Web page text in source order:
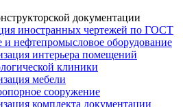
документации
иностранных чертежей по ГОСТ
и нефтепромысловое оборудование
интерьера помещений
клиники
мебели
сооружение
комплекта документации